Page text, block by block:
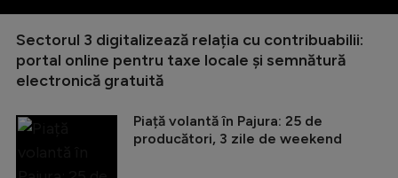
Sectorul 3 digitalizează relația cu contribuabilii:
portal online pentru taxe locale și semnătură
electronică gratuită
Piață volantă în Pajura: 25 de
producători, 3 zile de weekend